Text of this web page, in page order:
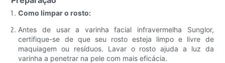
Como limpar o rosto:
Antes de usar a varinha facial infravermelha Sunglor,
certifique-se de que seu rosto esteja limpo e livre de
maquiagem ou resíduos. Lavar o rosto ajuda a luz da
varinha a penetrar na pele com mais eficácia.